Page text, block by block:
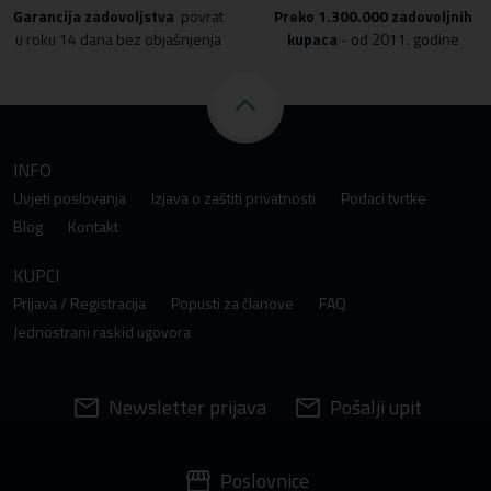
Garancija zadovoljstva povrat
u roku 14 dana bez objašnjenja
Preko 1.300.000 zadovoljnih
kupaca - od 2011. godine
INFO
Uvjeti poslovanja Izjava o zaštiti privatnosti
Podaci tvrtke
Blog
Kontakt
KUPCI
Prijava / Registracija Popusti za članove
FAQ
Jednostrani raskid ugovora
Newsletter prijava Pošalji upit
Poslovnice